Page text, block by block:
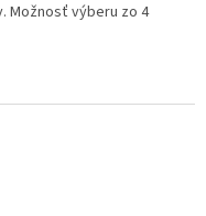
Možnosť výberu zo 4